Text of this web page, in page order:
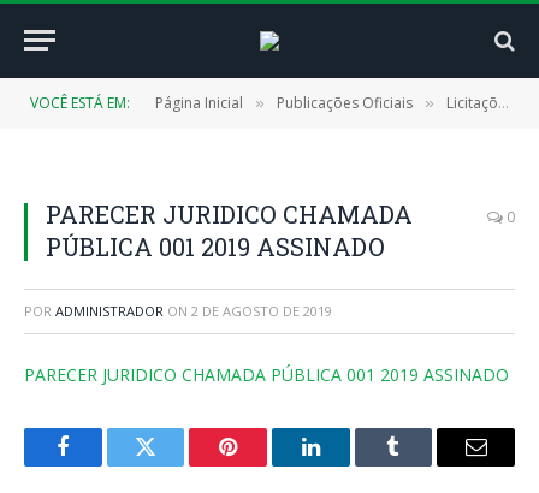
VOCÊ ESTÁ EM: Página Inicial » Publicações Oficiais » Licitações
PARECER JURIDICO CHAMADA
PÚBLICA 001 2019 ASSINADO
0
POR ADMINISTRADOR ON 2 DE AGOSTO DE 2019
PARECER JURIDICO CHAMADA PÚBLICA 001 2019 ASSINADO
FacebookTwitter Pinterest LinkedInTumblr
E-